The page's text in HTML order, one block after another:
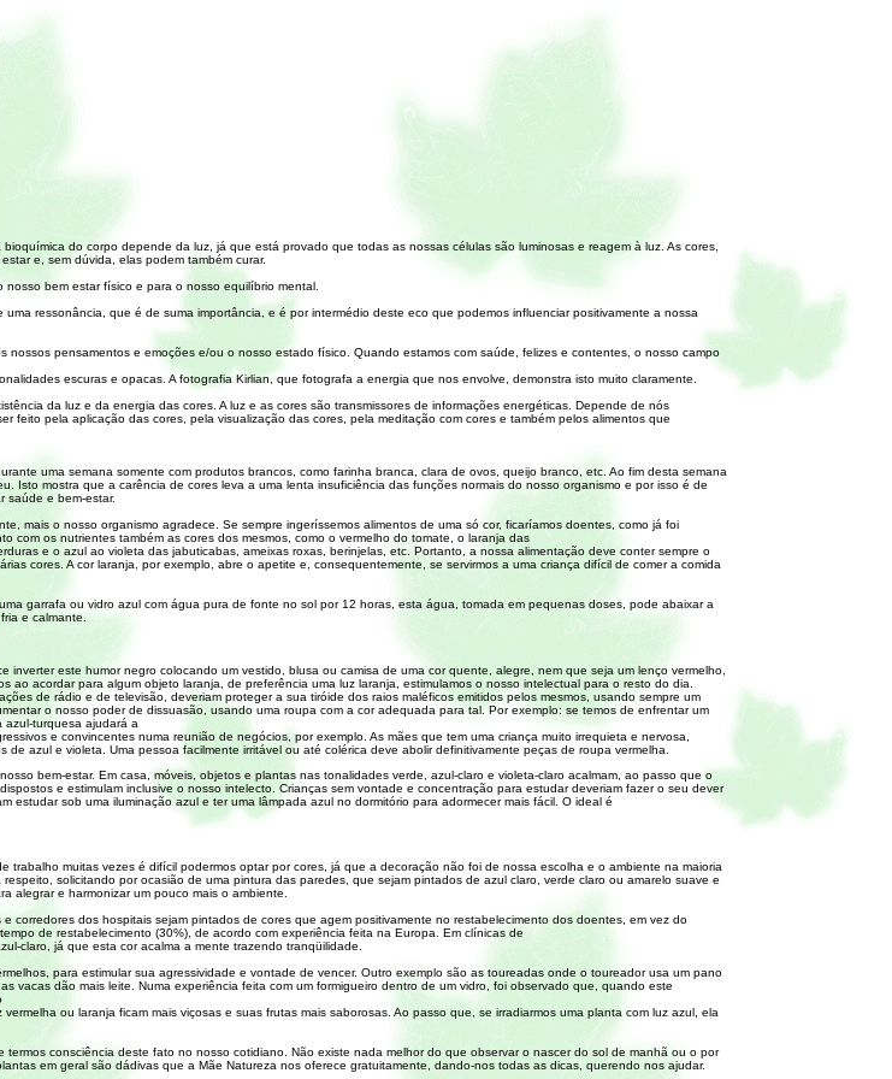
do corpo depende da luz, já que está provado que todas as nossas células são luminosas e reagem à luz. As cores,
e, sem dúvida, elas podem também curar.
bem estar físico e para o nosso equilíbrio mental.
ressonância, que é de suma importância, e é por intermédio deste eco que podemos influenciar positivamente a nossa
pensamentos e emoções e/ou o nosso estado físico. Quando estamos com saúde, felizes e contentes, o nosso campo
escuras e opacas. A fotografia Kirlian, que fotografa a energia que nos envolve, demonstra isto muito claramente.
da luz e da energia das cores. A luz e as cores são transmissores de informações energéticas. Depende de nós
feito pela aplicação das cores, pela visualização das cores, pela meditação com cores e também pelos alimentos que
uma semana somente com produtos brancos, como farinha branca, clara de ovos, queijo branco, etc. Ao fim desta semana
Isto mostra que a carência de cores leva a uma lenta insuficiência das funções normais do nosso organismo e por isso é de
saúde e bem-estar.
mais o nosso organismo agradece. Se sempre ingeríssemos alimentos de uma só cor, ficaríamos doentes, como já foi
com os nutrientes também as cores dos mesmos, como o vermelho do tomate, o laranja das
e o azul ao violeta das jabuticabas, ameixas roxas, berinjelas, etc. Portanto, a nossa alimentação deve conter sempre o
cores. A cor laranja, por exemplo, abre o apetite e, consequentemente, se servirmos a uma criança difícil de comer a comida
garrafa ou vidro azul com água pura de fonte no sol por 12 horas, esta água, tomada em pequenas doses, pode abaixar a
e calmante.
este humor negro colocando um vestido, blusa ou camisa de uma cor quente, alegre, nem que seja um lenço vermelho,
acordar para algum objeto laranja, de preferência uma luz laranja, estimulamos o nosso intelectual para o resto do dia.
de rádio e de televisão, deveriam proteger a sua tiróide dos raios maléficos emitidos pelos mesmos, usando sempre um
o nosso poder de dissuasão, usando uma roupa com a cor adequada para tal. Por exemplo: se temos de enfrentar um
azul-turquesa ajudará a
e convincentes numa reunião de negócios, por exemplo. As mães que tem uma criança muito irrequieta e nervosa,
azul e violeta. Uma pessoa facilmente irritável ou até colérica deve abolir definitivamente peças de roupa vermelha.
bem-estar. Em casa, móveis, objetos e plantas nas tonalidades verde, azul-claro e violeta-claro acalmam, ao passo que o
e estimulam inclusive o nosso intelecto. Crianças sem vontade e concentração para estudar deveriam fazer o seu dever
sob uma iluminação azul e ter uma lâmpada azul no dormitório para adormecer mais fácil. O ideal é
muitas vezes é difícil podermos optar por cores, já que a decoração não foi de nossa escolha e o ambiente na maioria
solicitando por ocasião de uma pintura das paredes, que sejam pintados de azul claro, verde claro ou amarelo suave e
alegrar e harmonizar um pouco mais o ambiente.
dos hospitais sejam pintados de cores que agem positivamente no restabelecimento dos doentes, em vez do
de restabelecimento (30%), de acordo com experiência feita na Europa. Em clínicas de
claro, já que esta cor acalma a mente trazendo tranqüilidade.
para estimular sua agressividade e vontade de vencer. Outro exemplo são as toureadas onde o toureador usa um pano
vacas dão mais leite. Numa experiência feita com um formigueiro dentro de um vidro, foi observado que, quando este
ou laranja ficam mais viçosas e suas frutas mais saborosas. Ao passo que, se irradiarmos uma planta com luz azul, ela
consciência deste fato no nosso cotidiano. Não existe nada melhor do que observar o nascer do sol de manhã ou o por
em geral são dádivas que a Mãe Natureza nos oferece gratuitamente, dando-nos todas as dicas, querendo nos ajudar.